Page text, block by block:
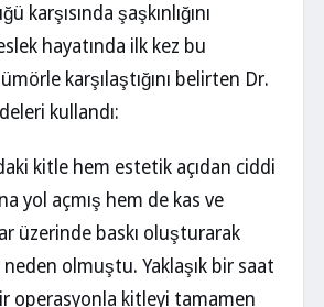
karşısında şaşkınlığını
hayatında ilk kez bu
karşılaştığını belirten Dr.
kullandı:
kitle hem estetik açıdan ciddi
yol açmış hem de kas ve
üzerinde baskı oluşturarak
olmuştu. Yaklaşık bir saat
operasyonla kitleyi tamamen